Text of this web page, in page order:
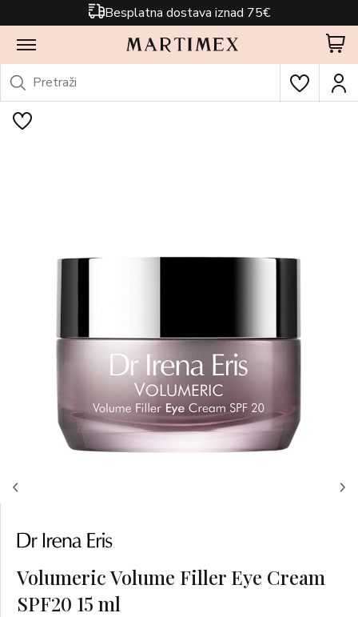
Besplatna dostava iznad 75€
Volumeric Volume Filler Eye Cream
SPF20 15 ml